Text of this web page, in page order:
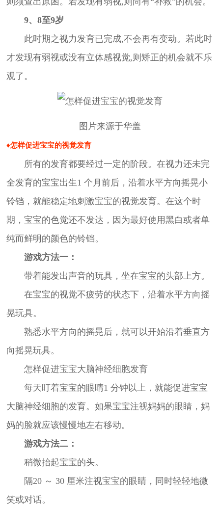
9、8至9岁
此时期之视力发育已完成,不会再有变动。若此时
才发现有弱视或没有立体感视觉,则矫正的机会就不乐
观了。
图片来源于华盖
♦怎样促进宝宝的视觉发育
所有的发育都要经过一定的阶段。在视力还未完
全发育的宝宝出生1 个月前后，沿着水平方向摇晃小
铃铛，就能稳定地刺激宝宝的视觉发育。在这个时
期，宝宝的色觉还不发达，因为最好使用黑白或者单
纯而鲜明的颜色的铃铛。
游戏方法一：
带着能发出声音的玩具，坐在宝宝的头部上方。
在宝宝的视觉不疲劳的状态下，沿着水平方向摇
晃玩具。
熟悉水平方向的摇晃后，就可以开始沿着垂直方
向摇晃玩具。
怎样促进宝宝大脑神经细胞发育
每天盯着宝宝的眼睛1 分钟以上，就能促进宝宝
大脑神经细胞的发育。如果宝宝注视妈妈的眼睛，妈
妈的脸就应该慢慢地左右移动。
游戏方法二：
稍微抬起宝宝的头。
隔20 ～ 30 厘米注视宝宝的眼睛，同时轻轻地微
笑或对话。